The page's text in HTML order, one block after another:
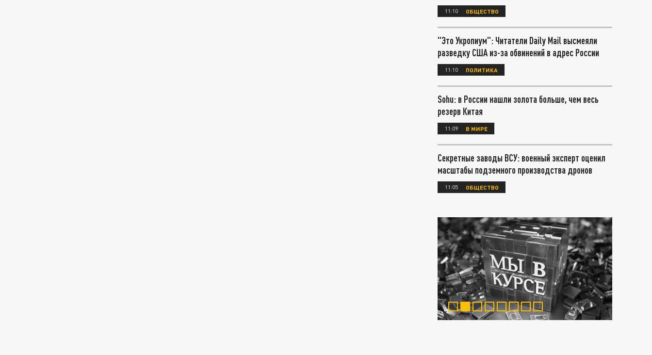
11:10 ОБЩЕСТВО
"Это Укропиум": Читатели Daily Mail высмеяли
разведку США из-за обвинений в адрес России
11:10 ПОЛИТИКА
Sohu: в России нашли золота больше, чем весь
резерв Китая
11:09 В МИРЕ
Секретные заводы ВСУ: военный эксперт оценил
масштабы подземного производства дронов
11:05 ОБЩЕСТВО